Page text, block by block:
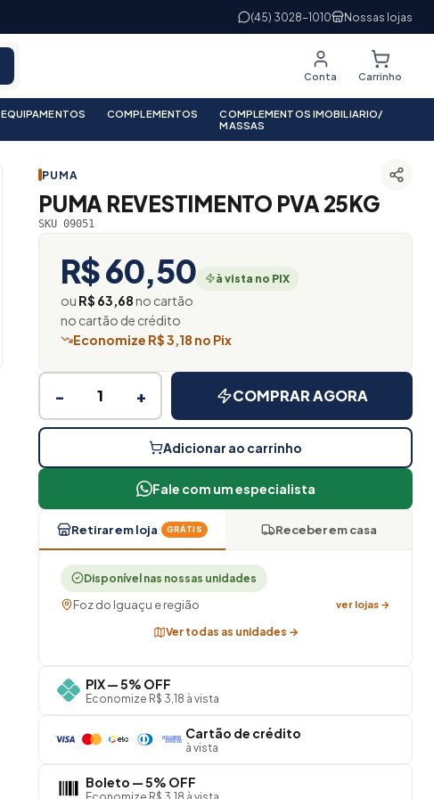
(45) 3028-1010 Nossas lojas
Conta Carrinho
EQUIPAMENTOS COMPLEMENTOS
COMPLEMENTOS IMOBILIARIO/
MASSAS
PUMA
PUMA REVESTIMENTO PVA 25KG
SKU 09051
R$ 60,50 à vista no PIX
ou R$ 63,68no cartão
no cartão de crédito
Economize R$ 3,18 no Pix
− + COMPRAR AGORA
Adicionar ao carrinho
Fale com um especialista
Retirar em loja GRÁTIS Receber em casa
Disponível nas nossas unidades
Foz do Iguaçu e região ver lojas →
Ver todas as unidades →
PIX — 5% OFF
Economize R$ 3,18 à vista
Cartão de crédito
à vista
Boleto — 5% OFF
Economize R$ 3,18 à vista